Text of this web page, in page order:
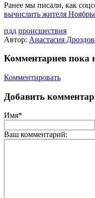
Ранее мы писали, как
вычислить жителя
пдд происшествия
Автор: Анастасия
Комментариев пока
Комментировать
Добавить
Имя*
Ваш комментарий: